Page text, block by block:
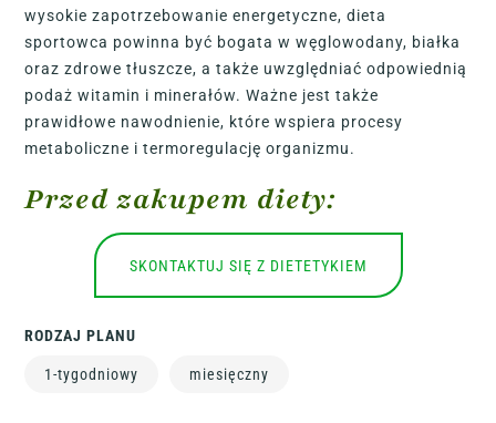
wysokie zapotrzebowanie energetyczne, dieta
sportowca powinna być bogata w węglowodany, białka
oraz zdrowe tłuszcze, a także uwzględniać odpowiednią
podaż witamin i minerałów. Ważne jest także
prawidłowe nawodnienie, które wspiera procesy
metaboliczne i termoregulację organizmu.
Przed zakupem diety:
SKONTAKTUJ SIĘ Z DIETETYKIEM
RODZAJ PLANU
1-tygodniowy miesięczny